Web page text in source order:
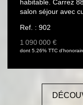
habitable. Carrez
salon séjour avec
salle d'eau. A l'étage et dernier, la 3éme chambre avec
salle de bains +
BRÉGEON Olivier TEL : 06 11 66 76 44 .Carte
Ref. : 902
1 090 000 €
dont 5.26% TTC